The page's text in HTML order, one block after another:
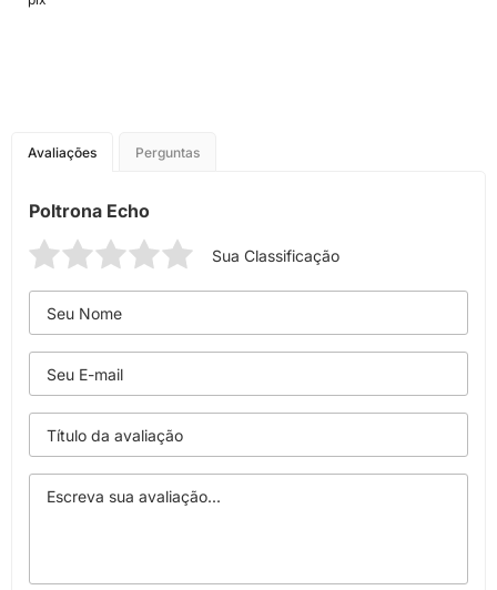
Avaliações Perguntas
Poltrona Echo
Sua Classificação